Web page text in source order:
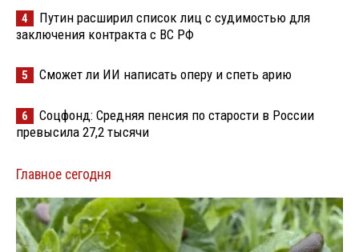
4
Путин расширил список лиц с судимостью для
заключения контракта с ВС РФ
5 Сможет ли ИИ написать оперу и спеть арию
6
Соцфонд: Средняя пенсия по старости в России
превысила 27,2 тысячи
Главное сегодня